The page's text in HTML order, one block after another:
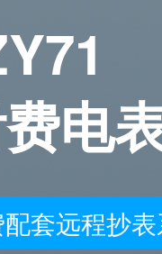
电
套远程抄